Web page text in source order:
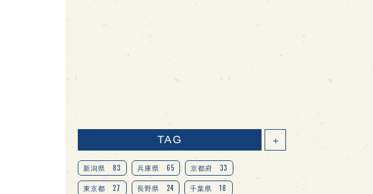
TAG ＋
新潟県 83 兵庫県 65 京都府 33
東京都 27 長野県 24 千葉県 18